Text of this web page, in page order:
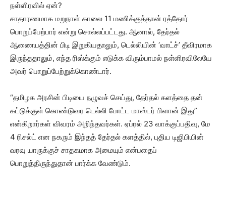
நள்ளிரவில் ஏன்?
சாதாரணமாக மறுநாள் காலை 11 மணிக்குத்தான் ரத்தோர்
பொறுப்பேற்பார் என்று சொல்லப்பட்டது. ஆனால், தேர்தல்
ஆணையத்தின் பிடி இறுகியதாலும், டெல்லியின் ‘வாட்ச்’ தீவிரமாக
இருந்ததாலும், எந்த ரிஸ்க்கும் எடுக்க விரும்பாமல் நள்ளிரவிலேயே
அவர் பொறுப்பேற்றுக்கொண்டார்.
“தமிழக அரசின் பிடியை நழுவச் செய்து, தேர்தல் களத்தை தன்
கட்டுக்குள் கொண்டுவர டெல்லி போட்ட மாஸ்டர் பிளான் இது”
என்கிறார்கள் விவரம் அறிந்தவர்கள். ஏப்ரல் 23 வாக்குப்பதிவு, மே
4 ரிசல்ட் என நகரும் இந்தத் தேர்தல் களத்தில், புதிய டிஜிபியின்
வரவு யாருக்குச் சாதகமாக அமையும் என்பதைப்
பொறுத்திருந்துதான் பார்க்க வேண்டும்.